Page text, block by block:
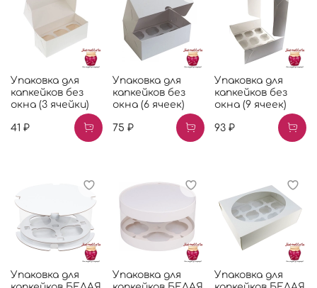
Упаковка для
капкейков без
окна (3 ячейки)
41 ₽
Упаковка для
капкейков без
окна (6 ячеек)
75 ₽
Упаковка для
капкейков без
окна (9 ячеек)
93 ₽
Упаковка для
Упаковка для
Упаковка для